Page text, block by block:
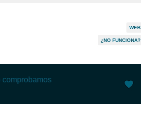
WEB
¿NO FUNCIONA?
comprobamos